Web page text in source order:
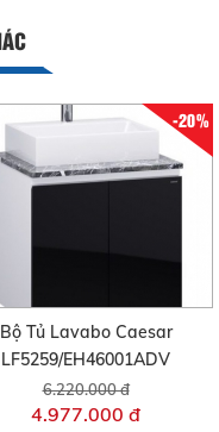
-20%
Bộ Tủ Lavabo Caesar
LF5259/EH46001ADV
6.220.000 đ
4.977.000 đ